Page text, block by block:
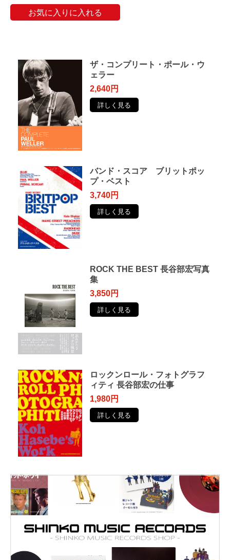
お気に入りに入れる
ザ・コンプリート・ポール・ウ
ェラー
2,640円
詳しく見る
バンド・スコア ブリットポッ
プ・ベスト
3,740円
詳しく見る
ROCK THE BEST 長谷部宏写真
集
3,850円
詳しく見る
ロックンロール・フォトグラフ
ィティ 長谷部宏の仕事
1,980円
詳しく見る